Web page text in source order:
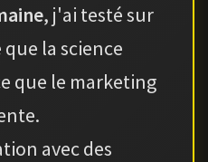
, j'ai testé sur
la science
que le marketing
avec des